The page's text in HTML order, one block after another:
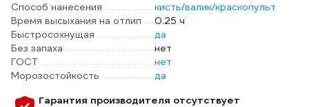
Способ нанесения
кисть/валик/краскопульт
Время высыхания на отлип
0.25 ч
Быстросохнущая
да
Без запаха
нет
ГОСТ
нет
Морозостойкость
да
Гарантия производителя отсутствует